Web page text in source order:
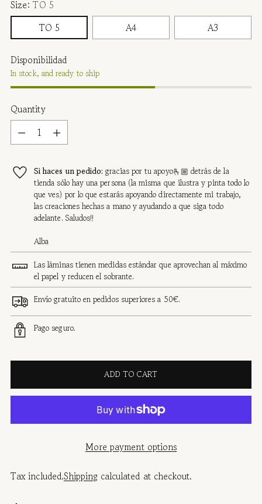
Size:TO 5
TO 5
A4 A3
Disponibilidad
In stock, and ready to ship
Quantity
Quantity
Si haces un pedido:gracias por tu apoyo🫰🏼 detrás de la
tienda sólo hay una persona (la misma que ilustra y pinta todo lo
que ves) por lo que estarás apoyando directamente mi trabajo,
las creaciones hechas a mano y ayudando a que siga todo
adelante. Saludos!!
Alba
Las láminas tienen medidas estándar que aprovechan al máximo
el papel y reducen el sobrante.
Envío gratuito en pedidos superiores a 50€.
Pago seguro.
ADD TO CART
More payment options
Tax included.Shipping calculated at checkout.